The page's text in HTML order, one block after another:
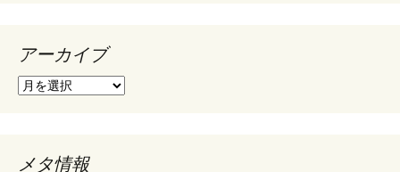
アーカイブ
ア
ブ
メタ情報